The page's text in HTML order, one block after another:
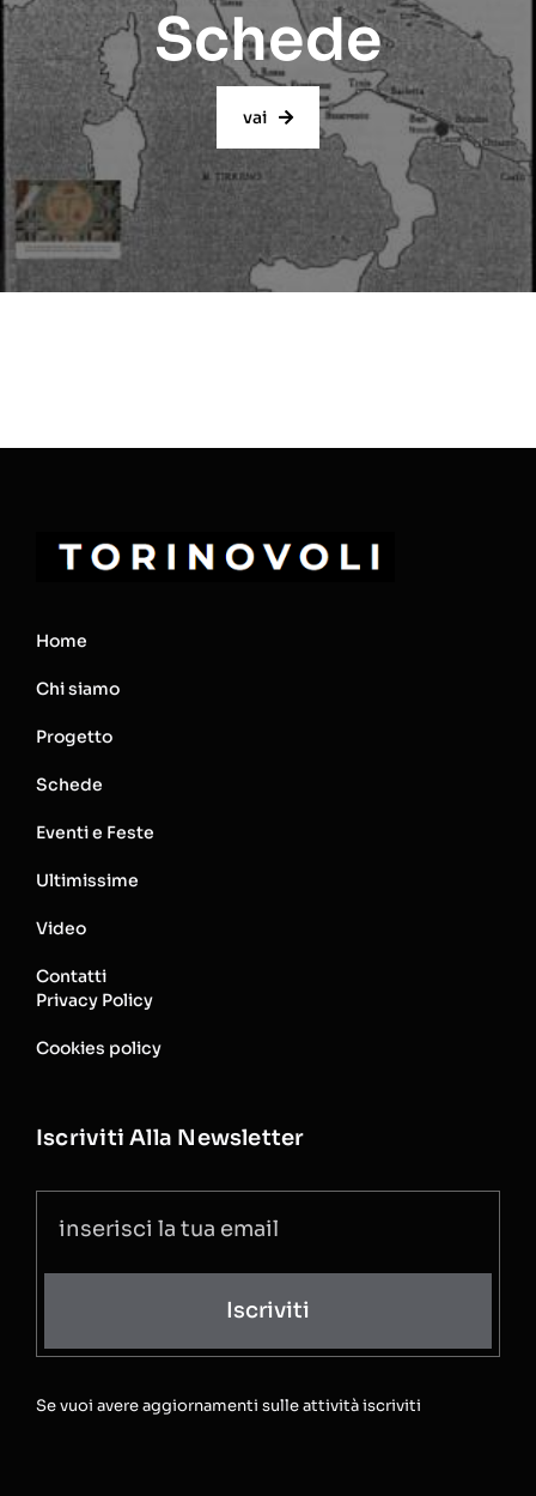
Schede
vai
Home
Chi siamo
Progetto
Schede
Eventi e Feste
Ultimissime
Video
Contatti
Privacy Policy
Cookies policy
Iscriviti Alla Newsletter
Iscriviti
Se vuoi avere aggiornamenti sulle attività iscriviti